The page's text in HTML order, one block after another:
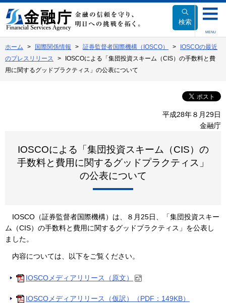
文
へ
動
検索
MENU
ホーム 国際関係情報 証券監督者国際機構（IOSCO）
IOSCOの最近
のプレスリリース
IOSCOによる「集団投資スキーム（CIS）の手数料と費
用に関するグッドプラクティス」の公表について
平成28年８月29日
金融庁
IOSCOによる「集団投資スキーム（CIS）の
手数料と費用に関するグッドプラクティス」
の公表について
IOSCO（証券監督者国際機構）は、８月25日、「集団投資スキー
ム（CIS）の手数料と費用に関するグッドプラクティス」を公表し
ました。
内容については、以下をご覧ください。
IOSCOメディアリリース（原文）
IOSCOメディアリリース（仮訳）（PDF：149KB）